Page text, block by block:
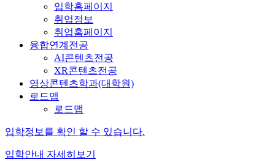
입학홈페이지
취업정보
취업홈페이지
융합연계전공
AI콘텐츠전공
XR콘텐츠전공
영상콘텐츠학과(대학원)
로드맵
로드맵
입학정보를 확인 할 수 있습니다.
입학안내 자세히보기